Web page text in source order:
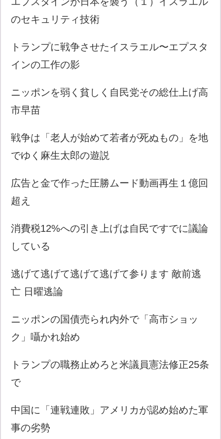
のセキュリティ技術
トランプに戦争させたイスラエル〜エプスタ
インの工作の影
ニッポンを弱く貧しく自民党その総仕上げ高
市早苗
戦争は「老人が始めて若者が死ぬもの」を地
でゆく麻生太郎の遊説
広告と金で作った圧勝ムード動画再生１億回
超え
消費税12%への引き上げは自民ですでに議論
している
逃げて逃げて逃げて逃げて参ります 敵前逃
亡 日曜逃論
ニッポンの国債売られ内外で「高市ショッ
ク」囁かれ始め
トランプの職務止めろと米議員憲法修正25条
で
中国に「連戦連敗」アメリカが認め始めた軍
事の劣勢